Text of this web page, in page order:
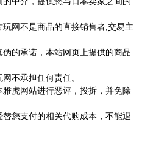
网不是商品的直接销售者,交易主
的承诺，本站网页上提供的商品
不承担任何责任。
虎网站进行恶评，投拆，并免除
您支付的相关代购成本，不能退